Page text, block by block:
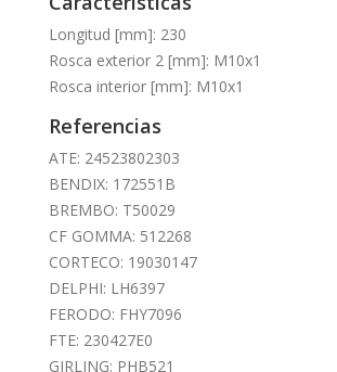
Longitud [mm]: 230
Rosca exterior 2 [mm]: M10x1
Rosca interior [mm]: M10x1
Referencias
ATE: 24523802303
BENDIX: 172551B
BREMBO: T50029
CF GOMMA: 512268
CORTECO: 19030147
DELPHI: LH6397
FERODO: FHY7096
FTE: 230427E0
GIRLING: PHB521